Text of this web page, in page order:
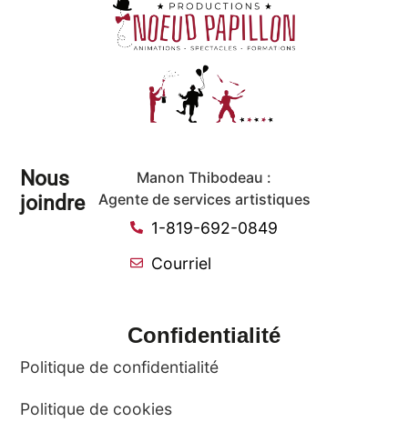
Nous
joindre
Manon Thibodeau :
Agente de services artistiques
1-819-692-0849
Courriel
Confidentialité
Politique de confidentialité
Politique de cookies